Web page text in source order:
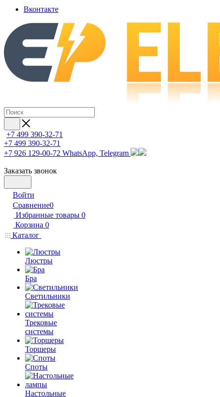
Вконтакте
+7 499 390-32-71
+7 499 390-32-71
+7 926 129-00-72 WhatsApp, Telegram
Заказать звонок
Войти
Сравнение0
Избранные товары 0
Корзина 0
Каталог
Люстры
Бра
Светильники
Трековые
системы
Торшеры
Споты
Настольные